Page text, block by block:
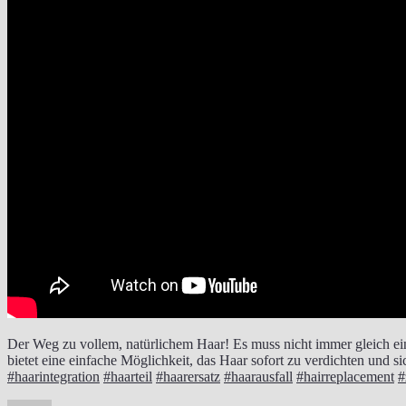
Der Weg zu vollem, natürlichem Haar! Es muss nicht immer gleich
bietet eine einfache Möglichkeit, das Haar sofort zu verdichten und
#haarintegration #haarteil #haarersatz #haarausfall #hairreplacement